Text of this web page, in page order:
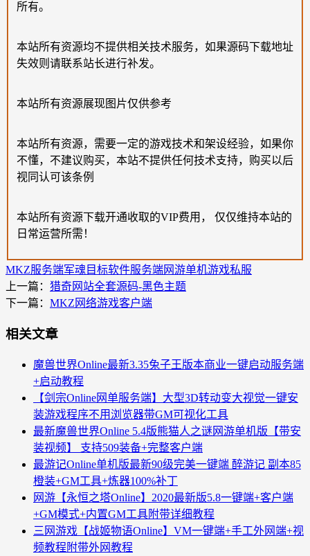
所有。
本站所有资源均不提供相关技术服务，如果源码下载地址
失效则请联系站长进行补发。
本站所有资源展现图片仅供参考
本站所有资源，需要一定的游戏技术和架设经验，如果你
不懂，不建议购买，本站不提供任何技术支持，购买以后
视同认可该条例
本站所有资源下载开通收取的VIP费用， 仅仅维持本站的
日常运营所需！
MKZ服务端军魂 目标软件服务端网游单机游戏私服
上一篇： 猎奇网站全套源码-黑色主题
下一篇： MKZ网络游戏客户端
相关文章
魔兽世界Online最新3.35兔子王版本商业一键启动服务端
+启动教程
【剑宗Online网单服务端】大型3D转动变大视觉一键安
装游戏程序不用浏览器带GM可视化工具
最新魔兽世界Online 5.4版熊猫人之谜网游单机版【带安
装视频】 支持509装备+完整客户端
最游记Online单机版最新90级完美一键端 醉游记 副本85
橙装+GM工具+炼器100%补丁
网游【永恒之塔Online】2020最新版5.8一键端+客户端
+GM模式+内置GM工具附带详细教程
三网游戏【战姬物语Online】VM一键端+手工外网端+视
频教程附带外网教程